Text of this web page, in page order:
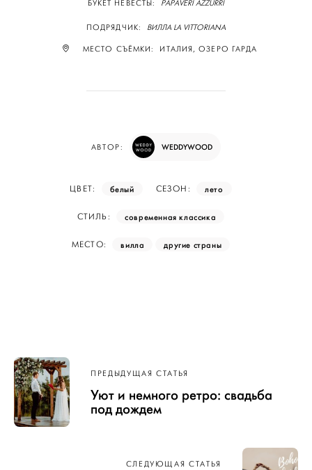
БУКЕТ НЕВЕСТЫ: PAPAVERI AZZURRI
ПОДРЯДЧИК: ВИЛЛА LA VITTORIANA
МЕСТО СЪЁМКИ: ИТАЛИЯ, ОЗЕРО ГАРДА
АВТОР: WEDDYWOOD
ЦВЕТ: белый СЕЗОН: лето
СТИЛЬ: современная классика
МЕСТО: вилла другие страны
Навигация
по записям
ПРЕДЫДУЩАЯ СТАТЬЯ
Уют и немного ретро: свадьба
под дождем
СЛЕДУЮЩАЯ СТАТЬЯ